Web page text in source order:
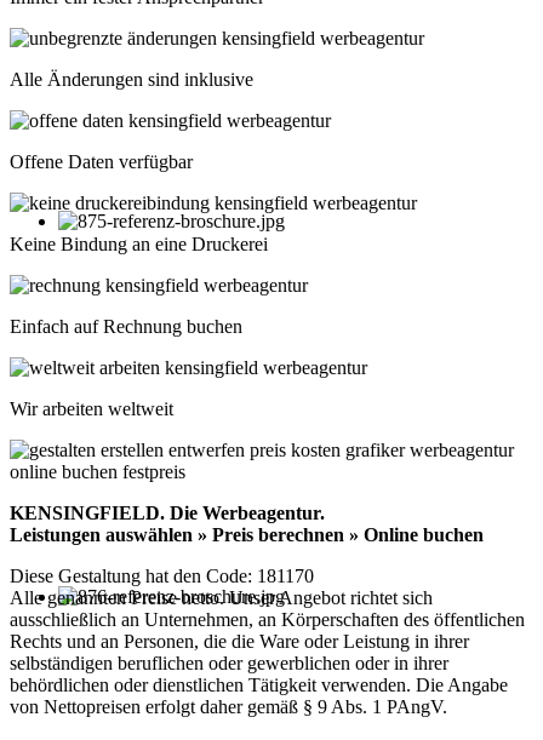
Alle Änderungen sind inklusive
Offene Daten verfügbar
Keine Bindung an eine Druckerei
Einfach auf Rechnung buchen
Wir arbeiten weltweit
KENSINGFIELD. Die Werbeagentur.
Leistungen auswählen » Preis berechnen » Online buchen
Diese Gestaltung hat den Code: 181170
Alle genannten Preise netto. Unser Angebot richtet sich
ausschließlich an Unternehmen, an Körperschaften des öffentlichen
Rechts und an Personen, die die Ware oder Leistung in ihrer
selbständigen beruflichen oder gewerblichen oder in ihrer
behördlichen oder dienstlichen Tätigkeit verwenden. Die Angabe
von Nettopreisen erfolgt daher gemäß § 9 Abs. 1 PAngV.